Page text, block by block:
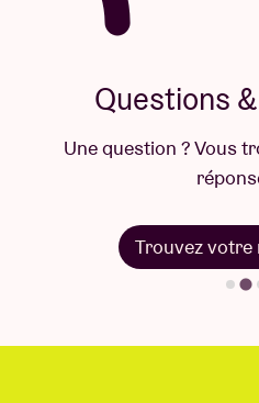
Questions
Une question ? Vous
Trouvez votre